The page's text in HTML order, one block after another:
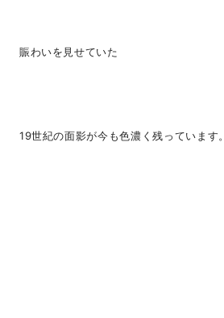
賑わいを見せていた
19世紀の面影が今も色濃く残っています。